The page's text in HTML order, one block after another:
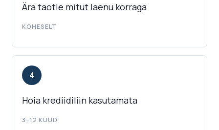
Ära taotle mitut laenu korraga
KOHESELT
4
Hoia krediidiliin kasutamata
3–12 KUUD